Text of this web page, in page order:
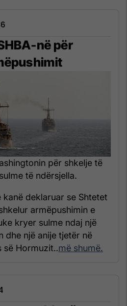
në për
për shkelje të
të ndërsjella.
deklaruar se Shtetet
armëpushimin e
kryer sulme ndaj një
dhe një anije tjetër në
së Hormuzit..më shumë.